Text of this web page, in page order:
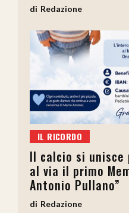
Redazione
IL RICORDO
Il calcio si
al via il primo
Antonio Pullano”
Redazione